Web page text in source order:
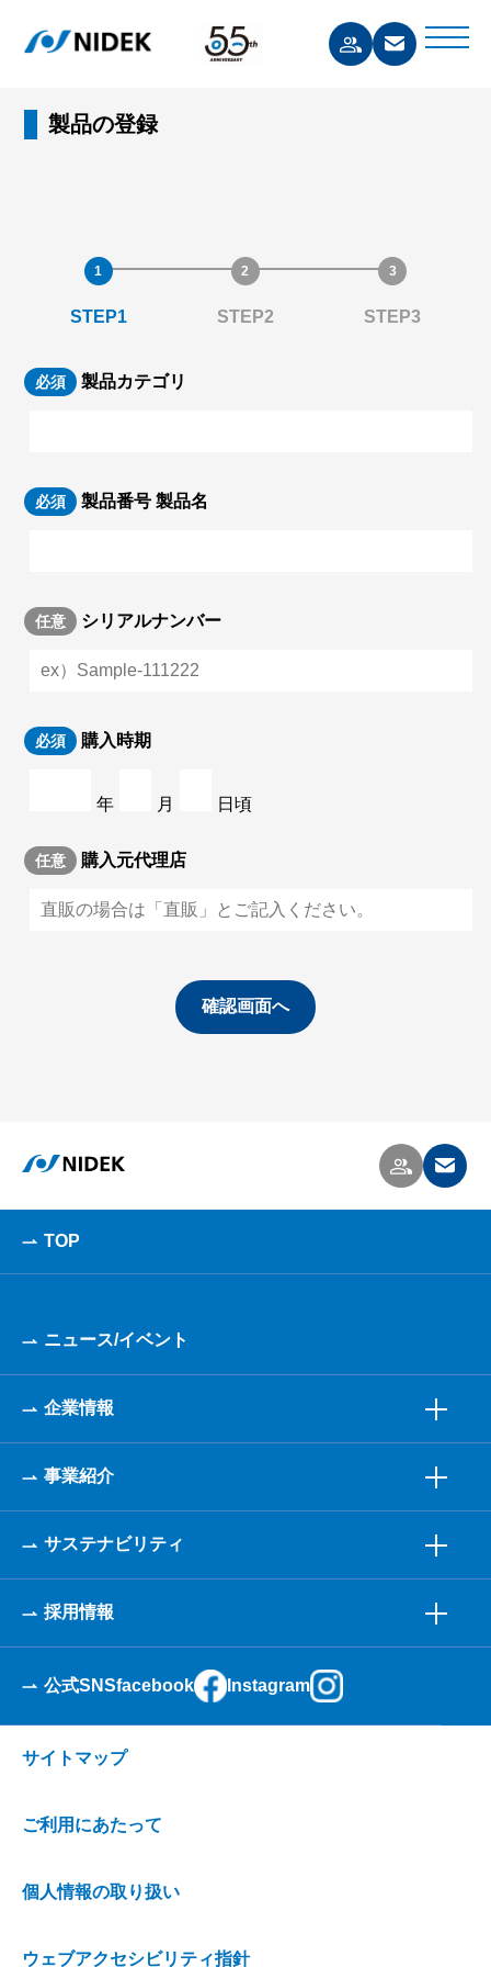
製品の登録
STEP1 STEP2 STEP3
必須 製品カテゴリ
必須 製品番号 製品名
任意 シリアルナンバー
必須 購入時期
年 月 日頃
任意 購入元代理店
TOP
ニュース/イベント
企業情報
事業紹介
サステナビリティ
採用情報
公式SNSfacebook Instagram
サイトマップ
ご利用にあたって
個人情報の取り扱い
ウェブアクセシビリティ指針